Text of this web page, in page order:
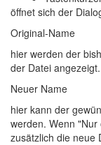
öffnet sich der
Original-Name
hier werden der
der Datei angezeigt.
Neuer Name
hier kann der
werden. Wenn
zusätzlich die neue